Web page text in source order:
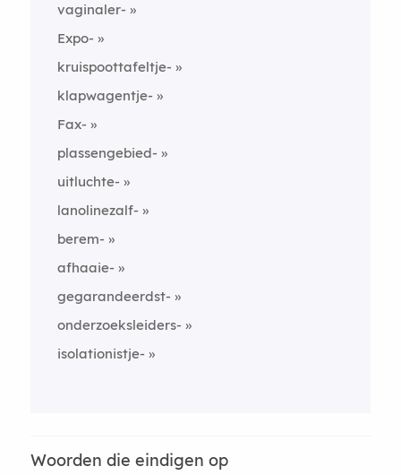
vaginaler-
Expo-
kruispoottafeltje-
klapwagentje-
Fax-
plassengebied-
uitluchte-
lanolinezalf-
berem-
afhaaie-
gegarandeerdst-
onderzoeksleiders-
isolationistje-
Woorden die eindigen op